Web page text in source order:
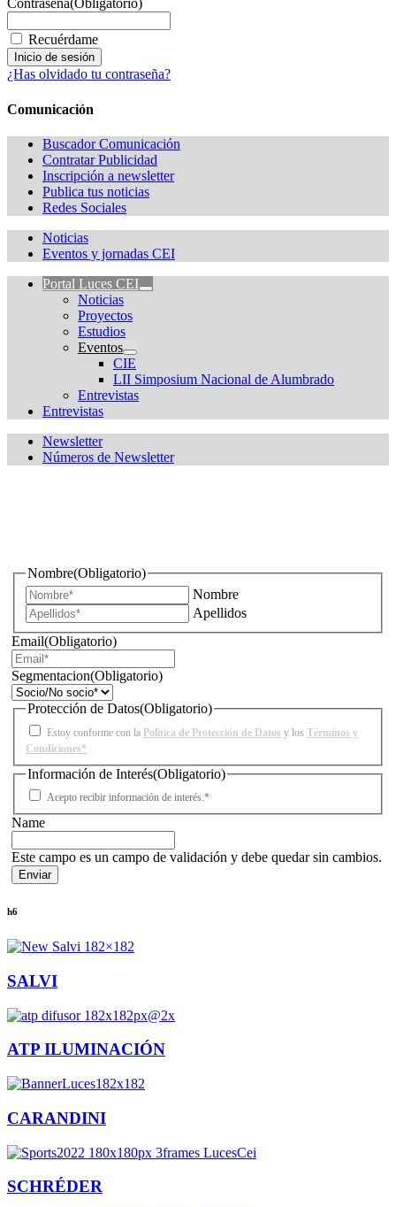
Contraseña(Obligatorio)
Recuérdame
¿Has olvidado tu contraseña?
Comunicación
Buscador Comunicación
Contratar Publicidad
Inscripción a newsletter
Publica tus noticias
Redes Sociales
Noticias
Eventos y jornadas CEI
Portal Luces CEI
Noticias
Proyectos
Estudios
Eventos
CIE
LII Simposium Nacional de Alumbrado
Entrevistas
Entrevistas
Newsletter
Números de Newsletter
Nombre(Obligatorio)
Nombre
Apellidos
Email(Obligatorio)
Segmentacion(Obligatorio)
Protección de Datos(Obligatorio)
Estoy conforme con la Política de Protección de Datos y los Términos y
Condiciones*
Información de Interés(Obligatorio)
Acepto recibir información de interés.*
Name
Este campo es un campo de validación y debe quedar sin cambios.
h6
SALVI
ATP ILUMINACIÓN
CARANDINI
SCHRÉDER